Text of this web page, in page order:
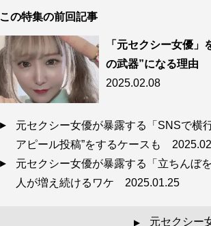
この特集の前回記事
「元セクシー女優
の武器”になる理由
2025.02.08
元セクシー女優が暴露する「SNSで横
アピール投稿”をするケースも
元セクシー女優が暴露する「立ちんぼ
人が増え続けるワケ 2025.01.25
▲ 元セクシー